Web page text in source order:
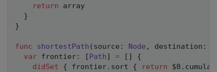
return array
}
}
func shortestPath ( source : Node , destination :
var frontier: [Path] = [ ]
{
didSet
{ frontier. sort { return $0 .